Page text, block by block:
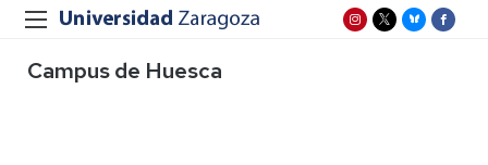
Campus de Huesca